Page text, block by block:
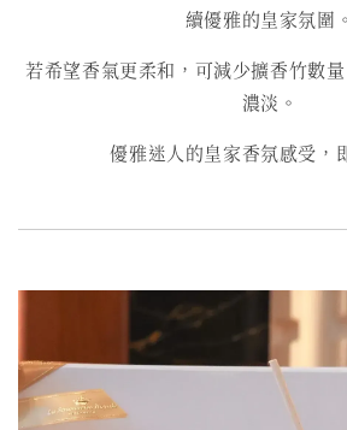
續優雅的皇家氛圍。
若希望香氣更柔和，可減少擴香竹數
濃淡。
優雅迷人的皇家香氛感受，